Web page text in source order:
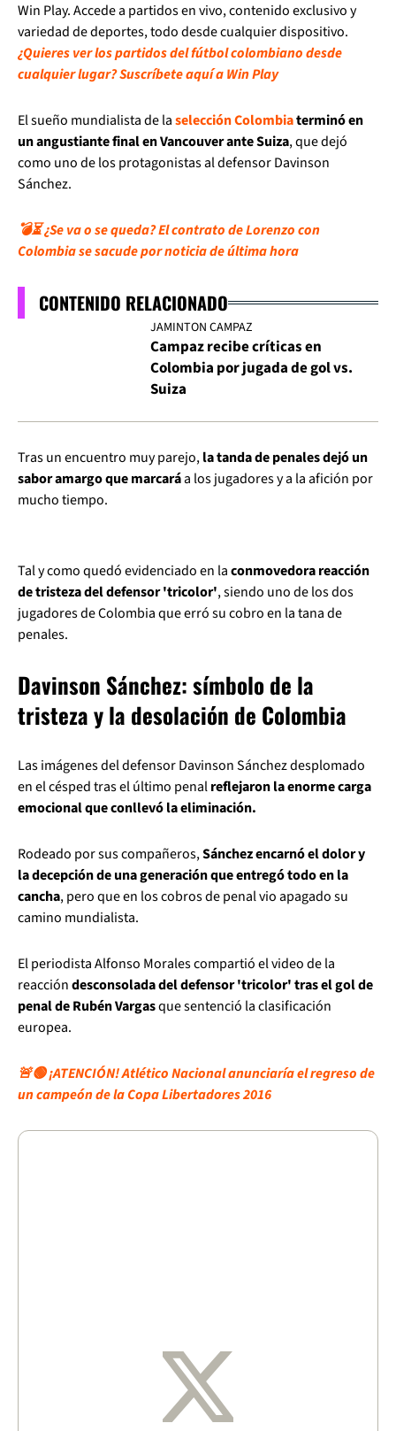
Win Play. Accede a partidos en vivo, contenido exclusivo y
variedad de deportes, todo desde cualquier dispositivo.
¿Quieres ver los partidos del fútbol colombiano desde
cualquier lugar? Suscríbete aquí a Win Play
El sueño mundialista de laselección Colombiaterminó en
un angustiante final en Vancouver ante Suiza, que dejó
como uno de los protagonistas al defensor Davinson
Sánchez.
💣⏳ ¿Se va o se queda? El contrato de Lorenzo con
Colombia se sacude por noticia de última hora
CONTENIDO RELACIONADO
JAMINTON CAMPAZ
Campaz recibe críticas en
Colombia por jugada de gol vs.
Suiza
Tras un encuentro muy parejo,la tanda de penales dejó un
sabor amargo que marcaráa los jugadores y a la afición por
mucho tiempo.
Tal y como quedó evidenciado en laconmovedora reacción
de tristeza del defensor 'tricolor', siendo uno de los dos
jugadores de Colombia que erró su cobro en la tana de
penales.
Davinson Sánchez: símbolo de la
tristeza y la desolación de Colombia
Las imágenes del defensor Davinson Sánchez desplomado
en el césped tras el último penalreflejaron la enorme carga
emocional que conllevó la eliminación.
Rodeado por sus compañeros,Sánchez encarnó el dolor y
la decepción de una generación que entregó todo en la
cancha, pero que en los cobros de penal vio apagado su
camino mundialista.
El periodista Alfonso Morales compartió el video de la
reaccióndesconsolada del defensor 'tricolor' tras el gol de
penal de Rubén Vargasque sentenció la clasificación
europea.
🚨🟢 ¡ATENCIÓN! Atlético Nacional anunciaría el regreso de
un campeón de la Copa Libertadores 2016